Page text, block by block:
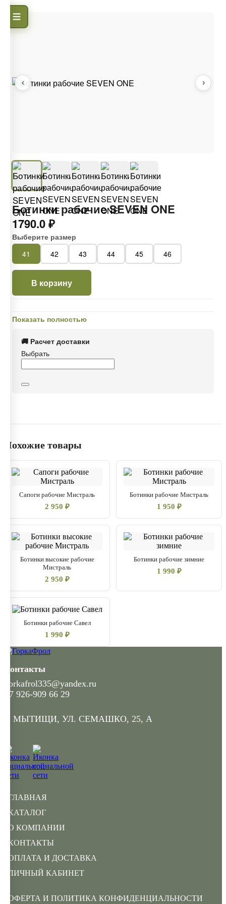
‹ ›
Ботинки рабочие SEVEN ONE
1790.0 ₽
Выберите размер
41
42 43 44 45 46
В корзину
Показать полностью
🚚 Расчет доставки
Выбрать
Похожие товары
Сапоги рабочие Мистраль
2 950 ₽
Ботинки рабочие Мистраль
1 950 ₽
Ботинки высокие рабочие
Мистраль
2 950 ₽
Ботинки рабочие зимние
1 990 ₽
Ботинки рабочие Савел
1 990 ₽
ГЛАВНАЯ
КАТАЛОГ
О КОМПАНИИ
КОНТАКТЫ
ОПЛАТА И ДОСТАВКА
ЛИЧНЫЙ КАБИНЕТ
ОФЕРТА И ПОЛИТИКА КОНФИДЕНЦИАЛЬНОСТИ
Контакты
gorkafrol335@yandex.ru
+7 926-909 66 29
Г. МЫТИЩИ, УЛ. СЕМАШКО, 25, А